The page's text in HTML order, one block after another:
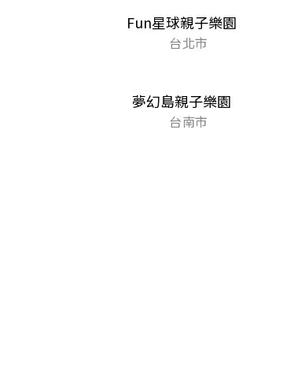
Fun星球親子樂園
台北市
夢幻島親子樂園
台南市